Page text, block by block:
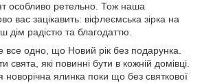
особливо ретельно. Тож наша
вас зацікавить: віфлеємська зірка на
дім радістю та благодаттю.
все одно, що Новий рік без подарунка.
свята, які повинні бути в кожній домівці.
ялинка поки що без святкової